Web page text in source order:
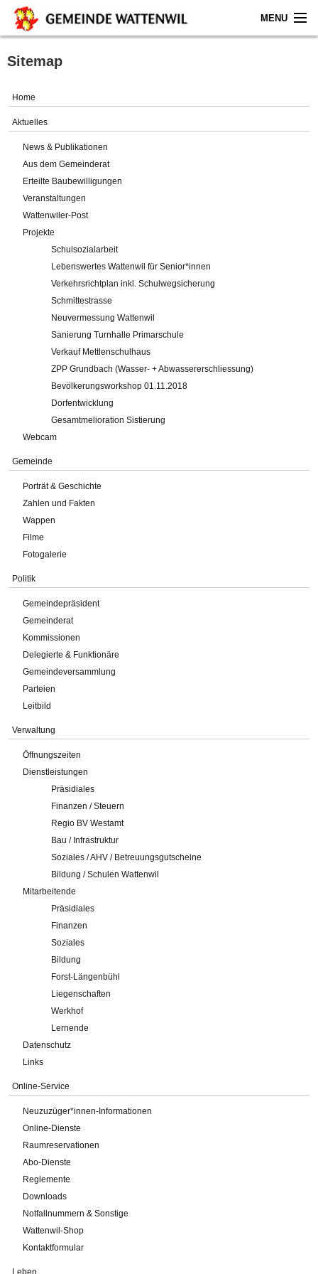
MENU
Home
Gemeinde
Verwaltung
Online-Service
Impressum
Sitemap
Home
Aktuelles
News & Publikationen
Aus dem Gemeinderat
Erteilte Baubewilligungen
Veranstaltungen
Wattenwiler-Post
Projekte
Schulsozialarbeit
Lebenswertes Wattenwil für Senior*innen
Verkehrsrichtplan inkl. Schulwegsicherung
Schmittestrasse
Neuvermessung Wattenwil
Sanierung Turnhalle Primarschule
Verkauf Mettlenschulhaus
ZPP Grundbach (Wasser- + Abwassererschliessung)
Bevölkerungsworkshop 01.11.2018
Dorfentwicklung
Gesamtmelioration Sistierung
Webcam
Gemeinde
Porträt & Geschichte
Zahlen und Fakten
Wappen
Filme
Fotogalerie
Politik
Gemeindepräsident
Gemeinderat
Kommissionen
Delegierte & Funktionäre
Gemeindeversammlung
Parteien
Leitbild
Verwaltung
Öffnungszeiten
Dienstleistungen
Präsidiales
Finanzen / Steuern
Regio BV Westamt
Bau / Infrastruktur
Soziales / AHV / Betreuungsgutscheine
Bildung / Schulen Wattenwil
Mitarbeitende
Präsidiales
Finanzen
Soziales
Bildung
Forst-Längenbühl
Liegenschaften
Werkhof
Lernende
Datenschutz
Links
Online-Service
Neuzuzüger*innen-Informationen
Online-Dienste
Raumreservationen
Abo-Dienste
Reglemente
Downloads
Notfallnummern & Sonstige
Wattenwil-Shop
Kontaktformular
Leben